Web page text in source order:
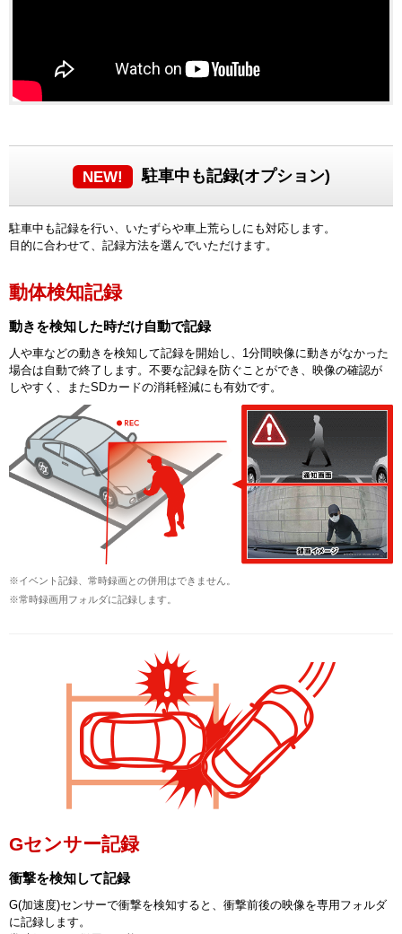
NEW! 駐車中も記録(オプション)
駐車中も記録を行い、いたずらや車上荒らしにも対応します。
目的に合わせて、記録方法を選んでいただけます。
動体検知記録
動きを検知した時だけ自動で記録
人や車などの動きを検知して記録を開始し、1分間映像に動きがなかった
場合は自動で終了します。不要な記録を防ぐことができ、映像の確認が
しやすく、またSDカードの消耗軽減にも有効です。
※イベント記録、常時録画との併用はできません。
※常時録画用フォルダに記録します。
Gセンサー記録
衝撃を検知して記録
G(加速度)センサーで衝撃を検知すると、衝撃前後の映像を専用フォルダ
に記録します。